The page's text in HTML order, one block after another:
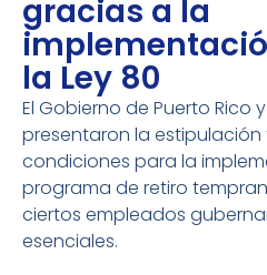
gracias a la
la Ley 80
El Gobierno de Puerto Rico
presentaron la
condiciones para la
programa de retiro
ciertos empleados
esenciales.